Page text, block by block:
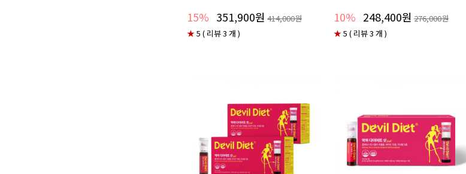
15% 351,900원 414,000원
★5 ( 리뷰 3 개 )
10% 248,400원 276,000원
★5 ( 리뷰 3 개 )